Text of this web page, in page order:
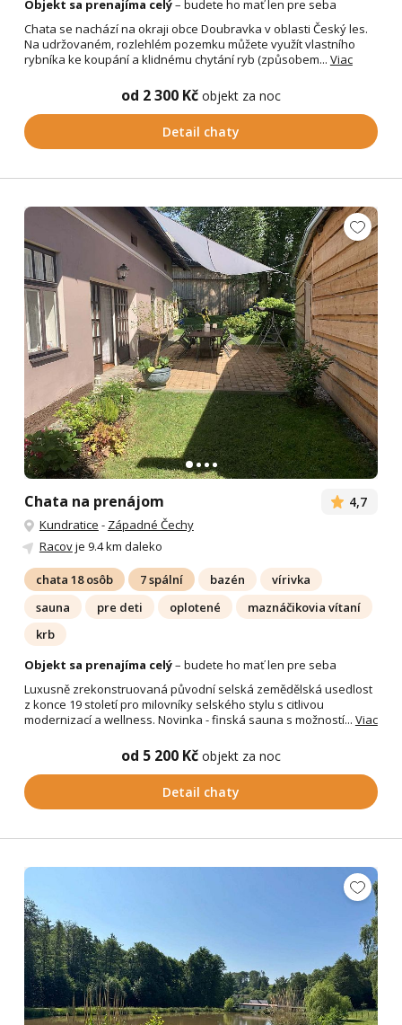
Objekt sa prenajíma celý– budete ho mať len pre seba
Chata se nachází na okraji obce Doubravka v oblasti Český les.
Na udržovaném, rozlehlém pozemku můžete využít vlastního
rybníka ke koupání a klidnému chytání ryb (způsobem... Viac
od 2 300 Kč objekt za noc
Detail chaty
Chata na prenájom 4,7
Kundratice - Západné Čechy
Racovje 9.4 km daleko
chata 18 osôb 7 spální bazén
vírivka
sauna
pre deti oplotené
maznáčikovia vítaní
krb
Objekt sa prenajíma celý– budete ho mať len pre seba
Luxusně zrekonstruovaná původní selská zemědělská usedlost
z konce 19 století pro milovníky selského stylu s citlivou
modernizací a wellness. Novinka - finská sauna s možností... Viac
od 5 200 Kč objekt za noc
Detail chaty